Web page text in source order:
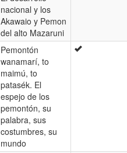
nacional y los
Akawaio y Pemon
del alto Mazaruni
Pemontón
wanamarí, to
maimú, to
patasék. El
espejo de los
pemontón, su
palabra, sus
costumbres, su
mundo